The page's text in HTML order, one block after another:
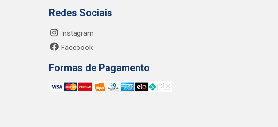
Redes Sociais
Instagram
Facebook
Formas de Pagamento